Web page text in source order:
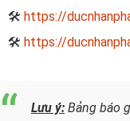
🛠 https://
🛠 https://
Lưu ý: Bảng báo